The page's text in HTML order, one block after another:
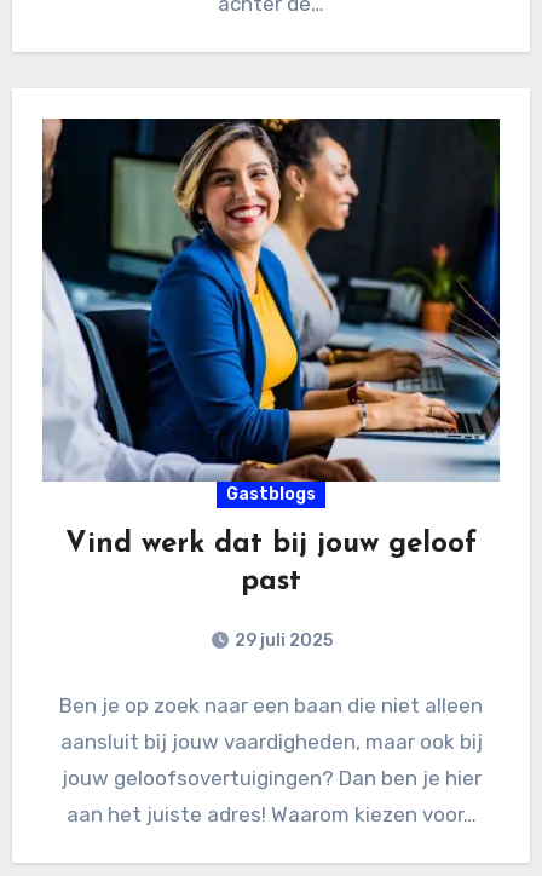
Gastblogs
Vind werk dat bij jouw geloof
past
29 juli 2025
Ben je op zoek naar een baan die niet alleen
aansluit bij jouw vaardigheden, maar ook bij
jouw geloofsovertuigingen? Dan ben je hier
aan het juiste adres! Waarom kiezen voor…